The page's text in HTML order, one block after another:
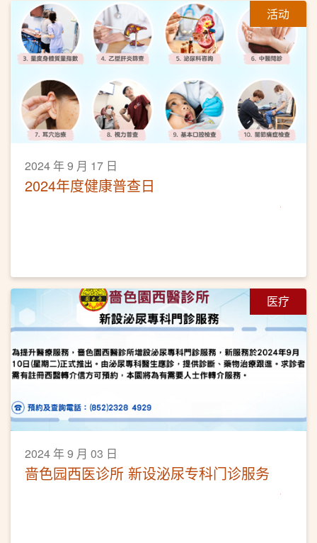
活动
2024 年 9 月 17 日
2024年度健康普查日
医疗
2024 年 9 月 03 日
啬色园西医诊所 新设泌尿专科门诊服务